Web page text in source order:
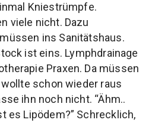
Kniestrümpfe.
viele nicht. Dazu
ins Sanitätshaus.
ist eins. Lymphdrainage
Praxen. Da müssen
wollte schon wieder raus
ihn noch nicht. “Ähm..
es Lipödem?” Schrecklich,